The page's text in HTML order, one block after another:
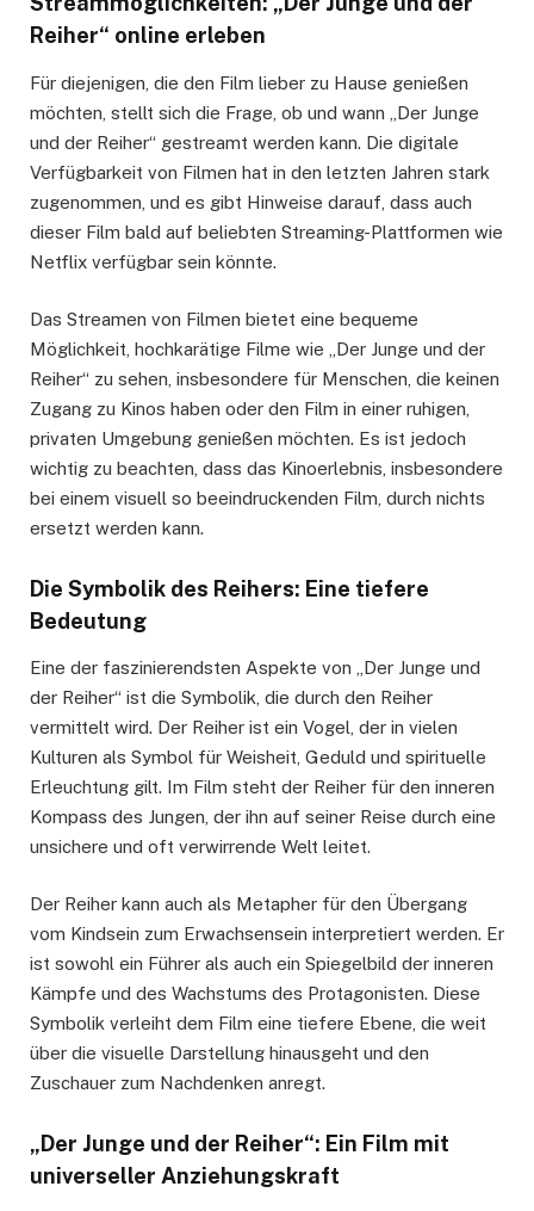
Reiher“ online erleben
Für diejenigen, die den Film lieber zu Hause genießen
möchten, stellt sich die Frage, ob und wann „Der Junge
und der Reiher“ gestreamt werden kann. Die digitale
Verfügbarkeit von Filmen hat in den letzten Jahren stark
zugenommen, und es gibt Hinweise darauf, dass auch
dieser Film bald auf beliebten Streaming-Plattformen wie
Netflix verfügbar sein könnte.
Das Streamen von Filmen bietet eine bequeme
Möglichkeit, hochkarätige Filme wie „Der Junge und der
Reiher“ zu sehen, insbesondere für Menschen, die keinen
Zugang zu Kinos haben oder den Film in einer ruhigen,
privaten Umgebung genießen möchten. Es ist jedoch
wichtig zu beachten, dass das Kinoerlebnis, insbesondere
bei einem visuell so beeindruckenden Film, durch nichts
ersetzt werden kann.
Die Symbolik des Reihers: Eine tiefere
Bedeutung
Eine der faszinierendsten Aspekte von „Der Junge und
der Reiher“ ist die Symbolik, die durch den Reiher
vermittelt wird. Der Reiher ist ein Vogel, der in vielen
Kulturen als Symbol für Weisheit, Geduld und spirituelle
Erleuchtung gilt. Im Film steht der Reiher für den inneren
Kompass des Jungen, der ihn auf seiner Reise durch eine
unsichere und oft verwirrende Welt leitet.
Der Reiher kann auch als Metapher für den Übergang
vom Kindsein zum Erwachsensein interpretiert werden. Er
ist sowohl ein Führer als auch ein Spiegelbild der inneren
Kämpfe und des Wachstums des Protagonisten. Diese
Symbolik verleiht dem Film eine tiefere Ebene, die weit
über die visuelle Darstellung hinausgeht und den
Zuschauer zum Nachdenken anregt.
„Der Junge und der Reiher“: Ein Film mit
universeller Anziehungskraft